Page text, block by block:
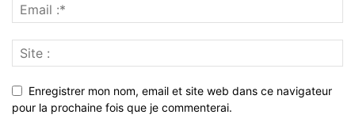
Enregistrer mon nom, email et site web dans ce navigateur
pour la prochaine fois que je commenterai.